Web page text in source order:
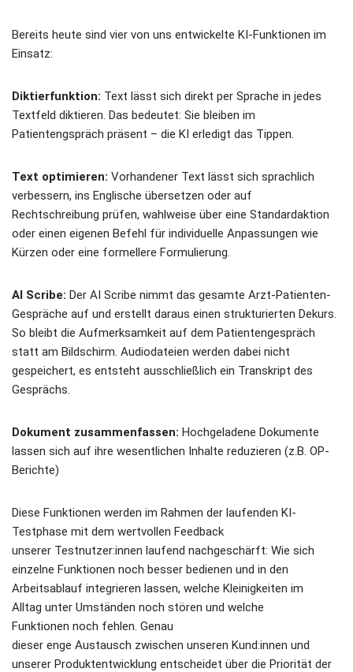
Bereits heute sind vier von uns entwickelte KI-Funktionen im
Einsatz:
Diktierfunktion: Text lässt sich direkt per Sprache in jedes
Textfeld diktieren. Das bedeutet: Sie bleiben im
Patientengspräch präsent – die KI erledigt das Tippen.
Text optimieren: Vorhandener Text lässt sich sprachlich
verbessern, ins Englische übersetzen oder auf
Rechtschreibung prüfen, wahlweise über eine Standardaktion
oder einen eigenen Befehl für individuelle Anpassungen wie
Kürzen oder eine formellere Formulierung.
AI Scribe: Der AI Scribe nimmt das gesamte Arzt-Patienten-
Gespräche auf und erstellt daraus einen strukturierten Dekurs.
So bleibt die Aufmerksamkeit auf dem Patientengespräch
statt am Bildschirm. Audiodateien werden dabei nicht
gespeichert, es entsteht ausschließlich ein Transkript des
Gesprächs.
Dokument zusammenfassen: Hochgeladene Dokumente
lassen sich auf ihre wesentlichen Inhalte reduzieren (z.B. OP-
Berichte)
Diese Funktionen werden im Rahmen der laufenden KI-
Testphase mit dem wertvollen Feedback
unserer Testnutzer:innen laufend nachgeschärft: Wie sich
einzelne Funktionen noch besser bedienen und in den
Arbeitsablauf integrieren lassen, welche Kleinigkeiten im
Alltag unter Umständen noch stören und welche
Funktionen noch fehlen. Genau
dieser enge Austausch zwischen unseren Kund:innen und
unserer Produktentwicklung entscheidet über die Priorität der